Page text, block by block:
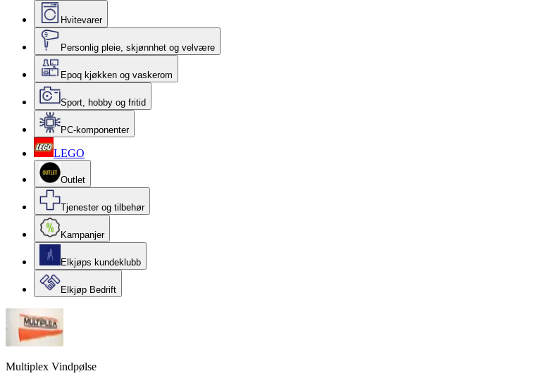
Hvitevarer
Personlig pleie, skjønnhet og velvære
Epoq kjøkken og vaskerom
Sport, hobby og fritid
PC-komponenter
LEGO
Outlet
Tjenester og tilbehør
Kampanjer
Elkjøps kundeklubb
Elkjøp Bedrift
Multiplex Vindpølse